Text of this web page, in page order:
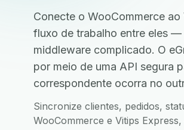
Conecte o WooCommerce
fluxo de trabalho entre eles —
middleware complicado. O
por meio de uma API segura
correspondente ocorra no
Sincronize clientes, pedidos,
WooCommerce e Vitips